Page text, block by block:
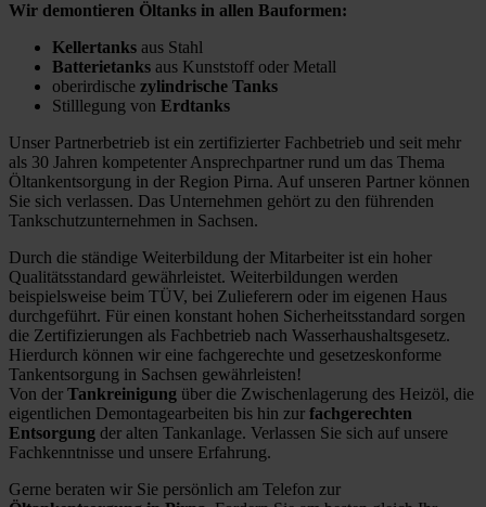
Wir demontieren Öltanks in allen Bauformen:
Kellertanks aus Stahl
Batterietanks aus Kunststoff oder Metall
oberirdische zylindrische Tanks
Stilllegung von Erdtanks
Unser Partnerbetrieb ist ein zertifizierter Fachbetrieb und seit mehr
als 30 Jahren kompetenter Ansprechpartner rund um das Thema
Öltankentsorgung in der Region Pirna. Auf unseren Partner können
Sie sich verlassen. Das Unternehmen gehört zu den führenden
Tankschutzunternehmen in Sachsen.
Durch die ständige Weiterbildung der Mitarbeiter ist ein hoher
Qualitätsstandard gewährleistet. Weiterbildungen werden
beispielsweise beim TÜV, bei Zulieferern oder im eigenen Haus
durchgeführt. Für einen konstant hohen Sicherheitsstandard sorgen
die Zertifizierungen als Fachbetrieb nach Wasserhaushaltsgesetz.
Hierdurch können wir eine fachgerechte und gesetzeskonforme
Tankentsorgung in Sachsen gewährleisten!
Von der Tankreinigung über die Zwischenlagerung des Heizöl, die
eigentlichen Demontagearbeiten bis hin zur fachgerechten
Entsorgung der alten Tankanlage. Verlassen Sie sich auf unsere
Fachkenntnisse und unsere Erfahrung.
Gerne beraten wir Sie persönlich am Telefon zur